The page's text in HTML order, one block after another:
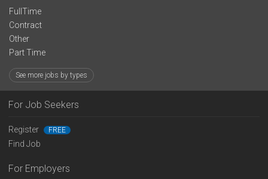
FullTime
Contract
Other
Part Time
See more jobs by types
For Job Seekers
Register FREE
Find Job
For Employers